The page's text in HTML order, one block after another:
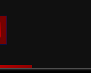
Debt